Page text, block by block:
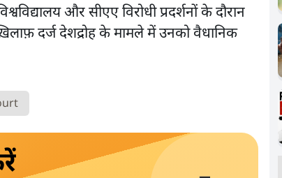
और सीएए विरोधी प्रदर्शनों के दौरान
दर्ज देशद्रोह के मामले में उनको वैधानिक